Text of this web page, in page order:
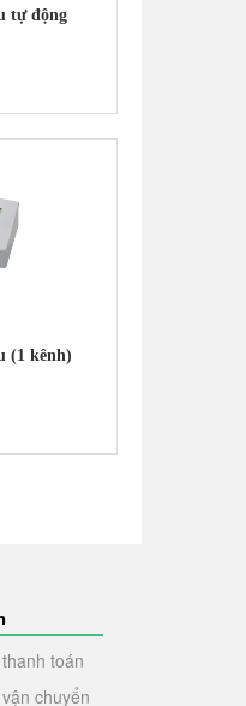
tự động
(1 kênh)
toán
chuyển